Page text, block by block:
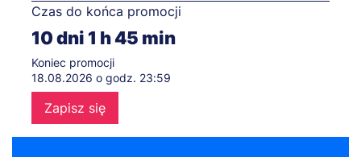
Czas do końca promocji
10dni 1 h45 min
Koniec promocji
18.08.2026 o godz. 23:59
Zapisz się